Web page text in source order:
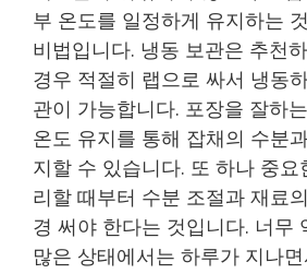
부 온도를 일정하게 유지하는
비법입니다. 냉동 보관은 추천
경우 적절히 랩으로 싸서 냉동
관이 가능합니다. 포장을 잘하
온도 유지를 통해 잡채의 수분
지할 수 있습니다. 또 하나 중요
리할 때부터 수분 조절과 재료
경 써야 한다는 것입니다. 너무
많은 상태에서는 하루가 지나